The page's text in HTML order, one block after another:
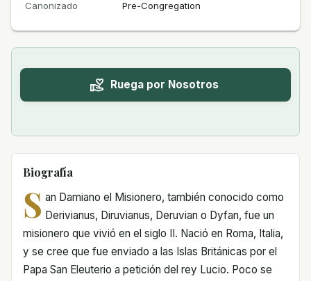
Canonizado
Pre-Congregation
Ruega por Nosotros
Biografía
S an Damiano el Misionero, también conocido como
Derivianus, Diruvianus, Deruvian o Dyfan, fue un
misionero que vivió en el siglo II. Nació en Roma, Italia,
y se cree que fue enviado a las Islas Británicas por el
Papa San Eleuterio a petición del rey Lucio. Poco se